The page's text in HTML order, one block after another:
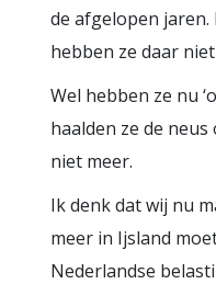
de afgelopen jaren.
hebben ze daar
Wel hebben ze nu
haalden ze de
niet meer.
Ik denk dat wij nu
meer in Ijsland
Nederlandse